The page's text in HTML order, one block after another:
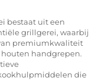
bestaat uit een
grillgerei, waarbij
premiumkwaliteit
handgrepen.
die